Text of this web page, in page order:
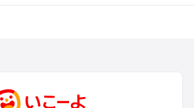
野原のプールお出かけ